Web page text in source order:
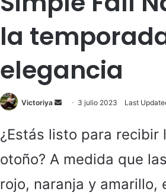
la
elegancia
Victoriya
Send
email
3 julio 2023 Last
¿Estás listo para
otoño? A medida que
rojo, naranja y amarillo,